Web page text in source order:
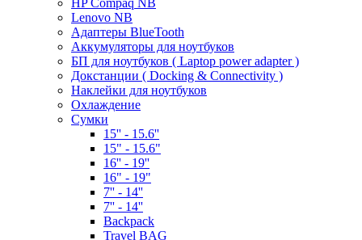
HP Compaq NB
Lenovo NB
Адаптеры BlueTooth
Аккумуляторы для ноутбуков
БП для ноутбуков ( Laptop power adapter )
Докстанции ( Docking & Connectivity )
Наклейки для ноутбуков
Охлаждение
Сумки
15'' - 15.6''
15" - 15.6"
16'' - 19''
16" - 19"
7'' - 14''
7'' - 14''
Backpack
Travel BAG